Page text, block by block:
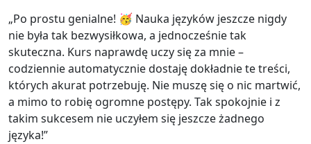
„Po prostu genialne! 🥳 Nauka języków jeszcze nigdy
nie była tak bezwysiłkowa, a jednocześnie tak
skuteczna. Kurs naprawdę uczy się za mnie –
codziennie automatycznie dostaję dokładnie te treści,
których akurat potrzebuję. Nie muszę się o nic martwić,
a mimo to robię ogromne postępy. Tak spokojnie i z
takim sukcesem nie uczyłem się jeszcze żadnego
języka!”